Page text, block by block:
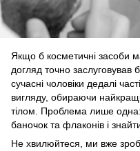
Якщо б косметичні засоби
догляд точно
сучасні чоловіки дедалі
вигляду, обираючи
тілом. Проблема лише одна:
баночок та флаконів і
Не хвилюйтеся, ми вже